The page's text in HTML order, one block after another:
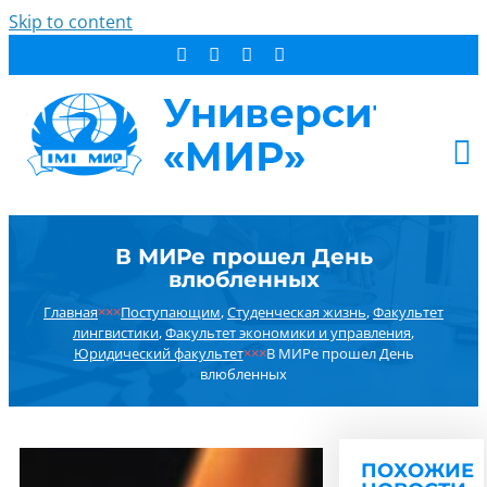
Skip to content
ОБ УНИВЕРСИТЕТЕ
НОВОСТИ
РЕЗУЛЬТАТ ПОИСКА:
В МИРе прошел День
влюбленных
Главная×××Поступающим,Студенческая жизнь,Факультет
лингвистики,Факультет экономики и управления,
Юридический факультет×××В МИРе прошел День
влюбленных
ПОХОЖИЕ